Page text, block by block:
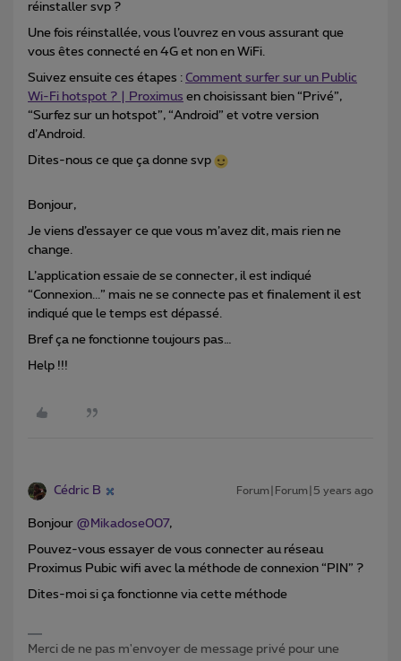
réinstaller svp ?
Une fois réinstallée, vous l’ouvrez en vous assurant que
vous êtes connecté en 4G et non en WiFi.
Suivez ensuite ces étapes : Comment surfer sur un Public
Wi-Fi hotspot ? | Proximus en choisissant bien “Privé”,
“Surfez sur un hotspot”, “Android” et votre version
d’Android.
Dites-nous ce que ça donne svp
Bonjour,
Je viens d’essayer ce que vous m’avez dit, mais rien ne
change.
L’application essaie de se connecter, il est indiqué
“Connexion...” mais ne se connecte pas et finalement il est
indiqué que le temps est dépassé.
Bref ça ne fonctionne toujours pas…
Help !!!
Cédric B Forum|Forum|5 years ago
Bonjour @Mikadose007,
Pouvez-vous essayer de vous connecter au réseau
Proximus Pubic wifi avec la méthode de connexion “PIN” ?
Dites-moi si ça fonctionne via cette méthode
Merci de ne pas m'envoyer de message privé pour une